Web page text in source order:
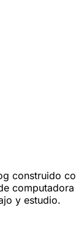
construido
y estudio.